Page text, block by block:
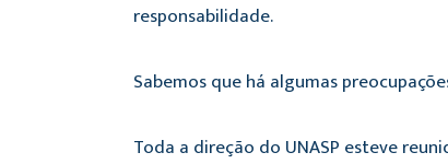
responsabilidade.
Sabemos que há algumas
Toda a direção do UNASP esteve